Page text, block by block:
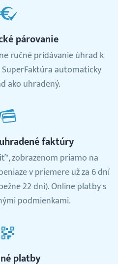
párovanie
ručné pridávanie úhrad k
automaticky
ako uhradený.
faktúry
zobrazenom priamo na
v priemere už za 6 dní
22 dní). Online platby s
podmienkami.
platby